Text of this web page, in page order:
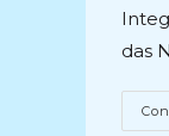
das